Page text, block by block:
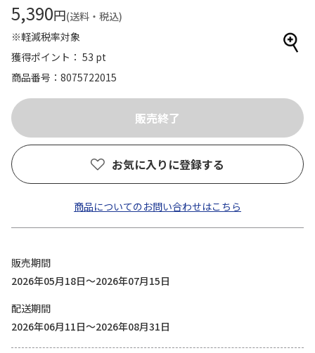
5,390円(送料・税込)
※軽減税率対象
獲得ポイント： 53 pt
商品番号
8075722015
お気に入りに登録する
商品についてのお問い合わせはこちら
販売期間
2026年05月18日～2026年07月15日
配送期間
2026年06月11日～2026年08月31日